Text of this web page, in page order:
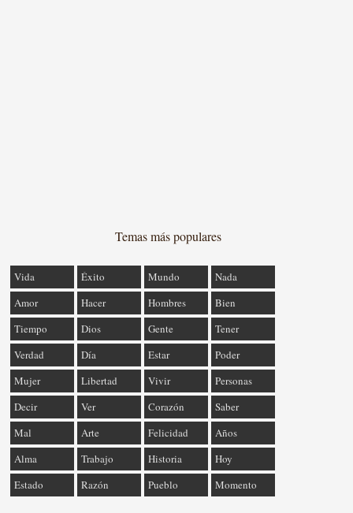
Temas más populares
Vida Éxito Mundo
Nada
Amor
Hacer Hombres
Bien
Tiempo
Dios Gente
Tener
Verdad
Día Estar
Poder
Mujer
Libertad Vivir
Personas
Decir
Ver Corazón
Saber
Mal
Arte Felicidad
Años
Alma
Trabajo Historia
Hoy
Estado
Razón Pueblo Momento